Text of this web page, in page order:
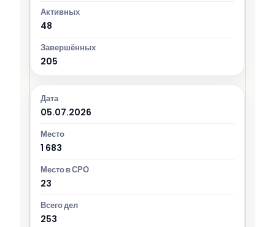
48
205
05.07.2026
1 683
23
253